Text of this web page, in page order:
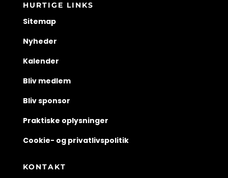
HURTIGE LINKS
Sitemap
Nyheder
Kalender
Bliv medlem
Bliv sponsor
Praktiske oplysninger
Cookie- og privatlivspolitik
KONTAKT